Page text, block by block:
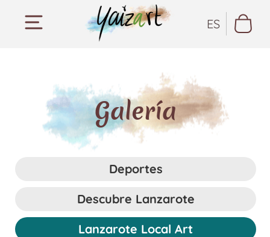
ES
Galería
Deportes
Descubre Lanzarote
Lanzarote Local Art